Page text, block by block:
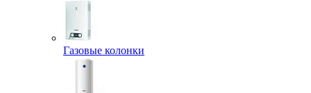
Газовые колонки